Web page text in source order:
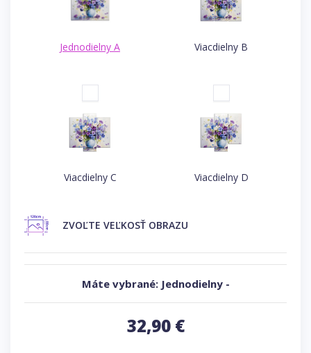
Jednodielny A Viacdielny B
Viacdielny C Viacdielny D
ZVOĽTE VEĽKOSŤ OBRAZU
Máte vybrané: Jednodielny-
32,90€